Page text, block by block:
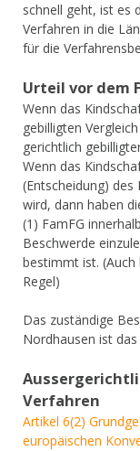
schnell geht, ist es
Verfahren in die
für die
Urteil vor dem
Wenn das
gebilligten
gerichtlich
Wenn das
(Entscheidung)
wird, dann haben
(1) FamFG
Beschwerde
bestimmt ist. (Auch
Regel)
Das zuständige
Nordhausen ist das
Verfahren
Artikel 6(2)
europäischen